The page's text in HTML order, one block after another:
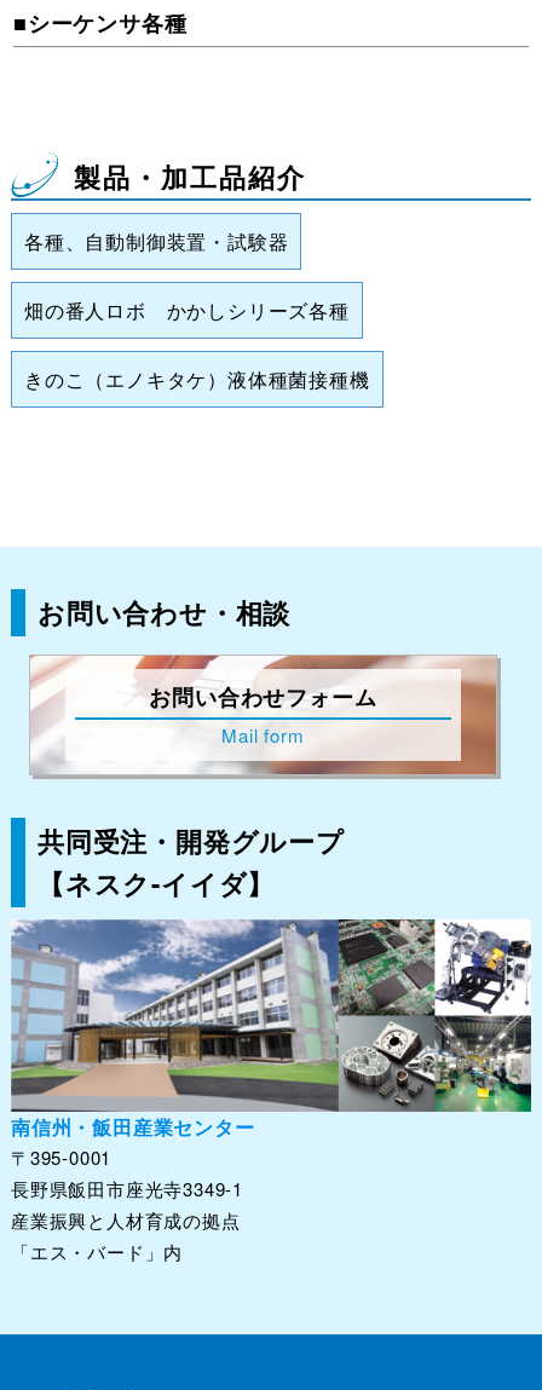
■シーケンサ各種
製品・加工品紹介
各種、自動制御装置・試験器
畑の番人ロボ かかしシリーズ各種
きのこ（エノキタケ）液体種菌接種機
お問い合わせ・相談
お問い合わせフォーム
Mail form
共同受注・開発グループ
【ネスク-イイダ】
南信州・飯田産業センター
〒395-0001
長野県飯田市座光寺3349-1
産業振興と人材育成の拠点
「エス・バード」内